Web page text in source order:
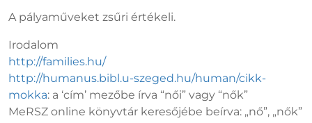
A pályaműveket zsűri értékeli.
Irodalom
http://families.hu/
http://humanus.bibl.u-szeged.hu/human/cikk-
mokka: a ‘cím’ mezőbe írva “női” vagy “nők”
MeRSZ online könyvtár keresőjébe beírva: „nő”, „nők”